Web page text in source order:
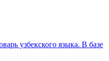
узбекского языка. В базе